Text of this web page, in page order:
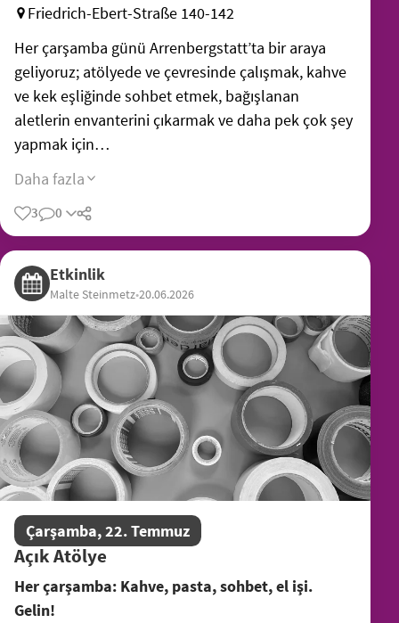
Friedrich-Ebert-Straße 140-142
Her çarşamba günü Arrenbergstatt’ta bir araya
geliyoruz; atölyede ve çevresinde çalışmak, kahve
ve kek eşliğinde sohbet etmek, bağışlanan
aletlerin envanterini çıkarmak ve daha pek çok şey
yapmak için…
Daha fazla
3 0
Etkinlik
Malte Steinmetz•20.06.2026
Çarşamba, 22. Temmuz
Açık Atölye
Her çarşamba: Kahve, pasta, sohbet, el işi.
Gelin!